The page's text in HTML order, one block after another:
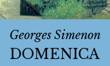
Georges Simenon
DOMENICA